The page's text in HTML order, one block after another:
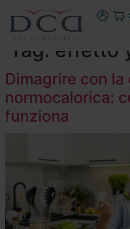
Tag: effetto
Dimagrire con la
normocalorica:
funziona